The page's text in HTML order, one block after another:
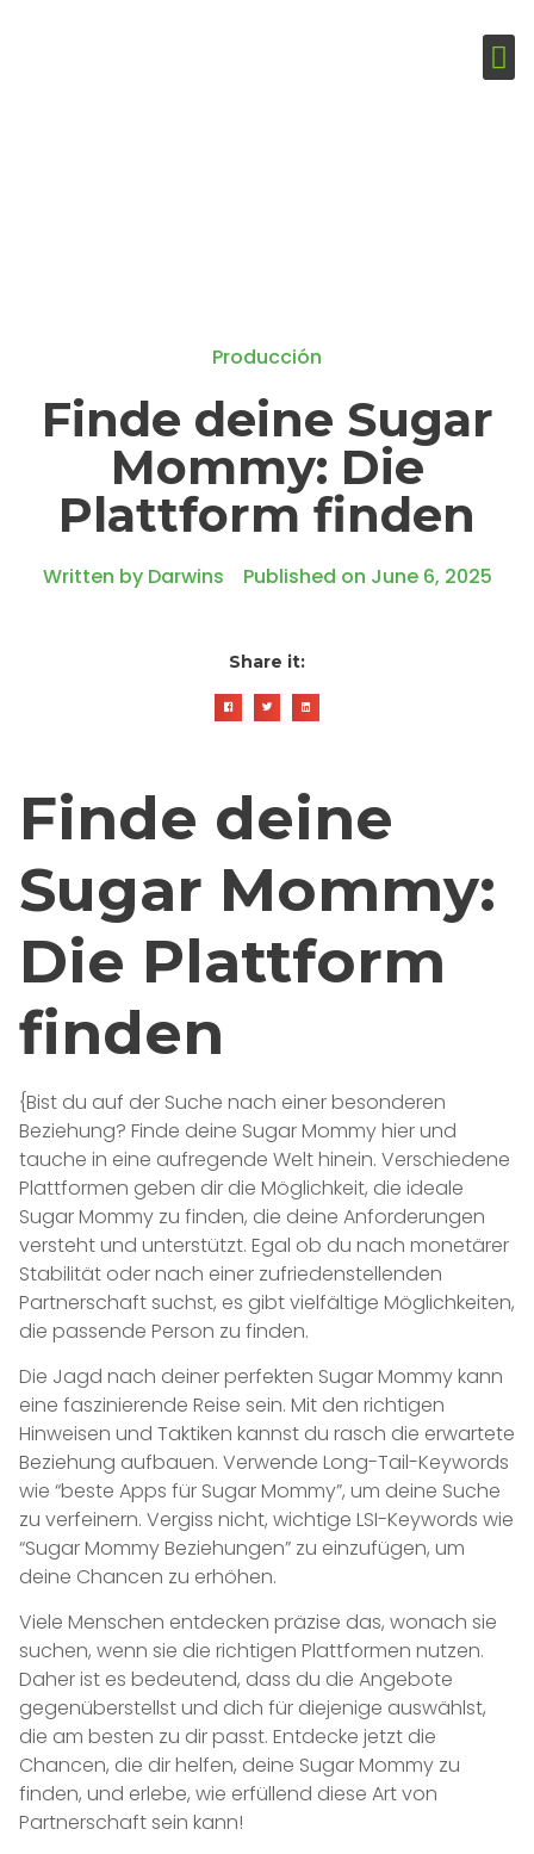
Producción
Finde deine Sugar
Mommy: Die
Plattform finden
Written byDarwins Published on June 6, 2025
Share it:
Finde deine
Sugar Mommy:
Die Plattform
finden
{Bist du auf der Suche nach einer besonderen
Beziehung? Finde deine Sugar Mommy hier und
tauche in eine aufregende Welt hinein. Verschiedene
Plattformen geben dir die Möglichkeit, die ideale
Sugar Mommy zu finden, die deine Anforderungen
versteht und unterstützt. Egal ob du nach monetärer
Stabilität oder nach einer zufriedenstellenden
Partnerschaft suchst, es gibt vielfältige Möglichkeiten,
die passende Person zu finden.
Die Jagd nach deiner perfekten Sugar Mommy kann
eine faszinierende Reise sein. Mit den richtigen
Hinweisen und Taktiken kannst du rasch die erwartete
Beziehung aufbauen. Verwende Long-Tail-Keywords
wie “beste Apps für Sugar Mommy”, um deine Suche
zu verfeinern. Vergiss nicht, wichtige LSI-Keywords wie
“Sugar Mommy Beziehungen” zu einzufügen, um
deine Chancen zu erhöhen.
Viele Menschen entdecken präzise das, wonach sie
suchen, wenn sie die richtigen Plattformen nutzen.
Daher ist es bedeutend, dass du die Angebote
gegenüberstellst und dich für diejenige auswählst,
die am besten zu dir passt. Entdecke jetzt die
Chancen, die dir helfen, deine Sugar Mommy zu
finden, und erlebe, wie erfüllend diese Art von
Partnerschaft sein kann!